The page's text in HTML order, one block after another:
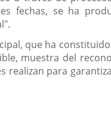
fechas, se ha
que ha
muestra del
realizan para